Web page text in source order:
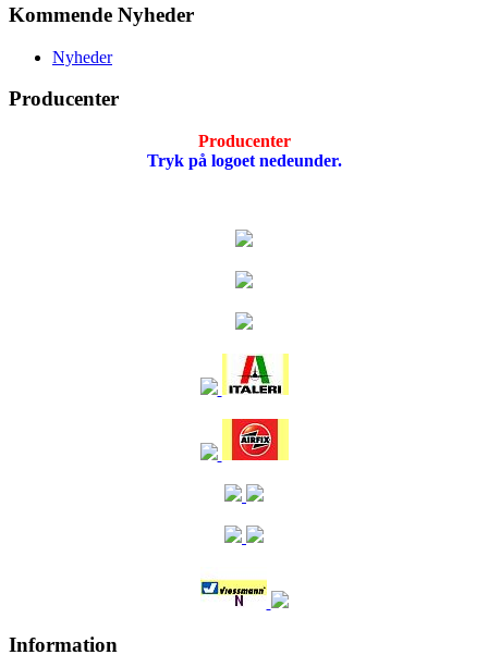
Kommende Nyheder
Nyheder
Producenter
Producenter
Tryk på logoet nedeunder.
Information